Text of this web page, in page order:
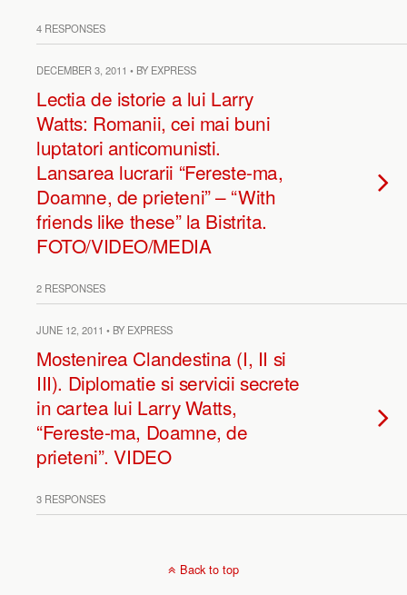
4 RESPONSES
DECEMBER 3, 2011 • BY EXPRESS
Lectia de istorie a lui Larry
Watts: Romanii, cei mai buni
luptatori anticomunisti.
Lansarea lucrarii “Fereste-ma,
Doamne, de prieteni” – “With
friends like these” la Bistrita.
FOTO/VIDEO/MEDIA
2 RESPONSES
JUNE 12, 2011 • BY EXPRESS
Mostenirea Clandestina (I, II si
III). Diplomatie si servicii secrete
in cartea lui Larry Watts,
“Fereste-ma, Doamne, de
prieteni”. VIDEO
3 RESPONSES
Back to top